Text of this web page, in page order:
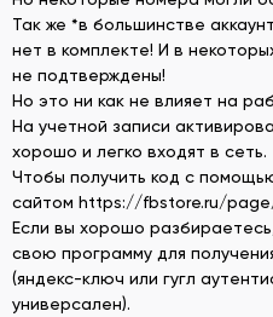
Так же *в большинстве
нет в комплекте! И в
не подтверждены!
Но это ни как не влияет на
На учетной записи
хорошо и легко входят в сеть.
Чтобы получить код с
сайтом https://fbstore.ru/
Если вы хорошо
свою программу для
(яндекс-ключ или гугл
универсален).